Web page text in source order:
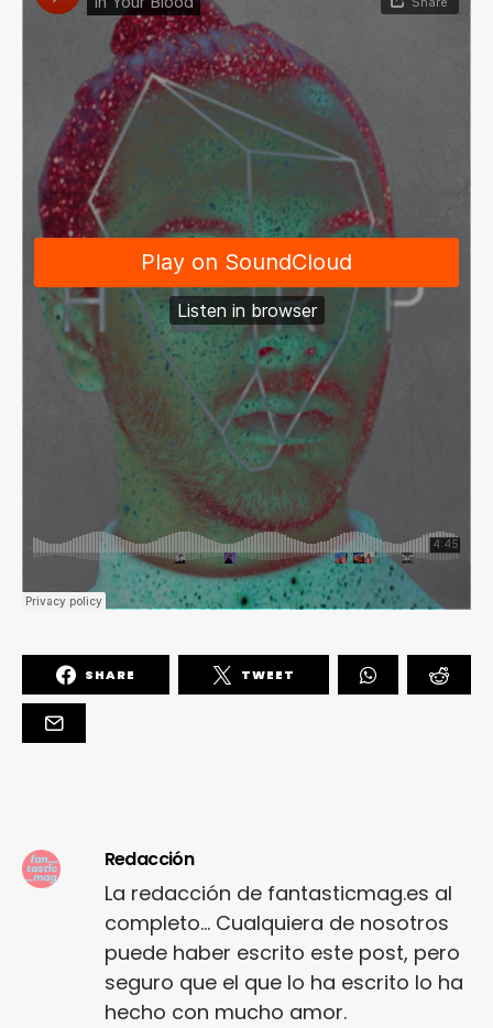
SHARE TWEET
Redacción
La redacción de fantasticmag.es al
completo... Cualquiera de nosotros
puede haber escrito este post, pero
seguro que el que lo ha escrito lo ha
hecho con mucho amor.